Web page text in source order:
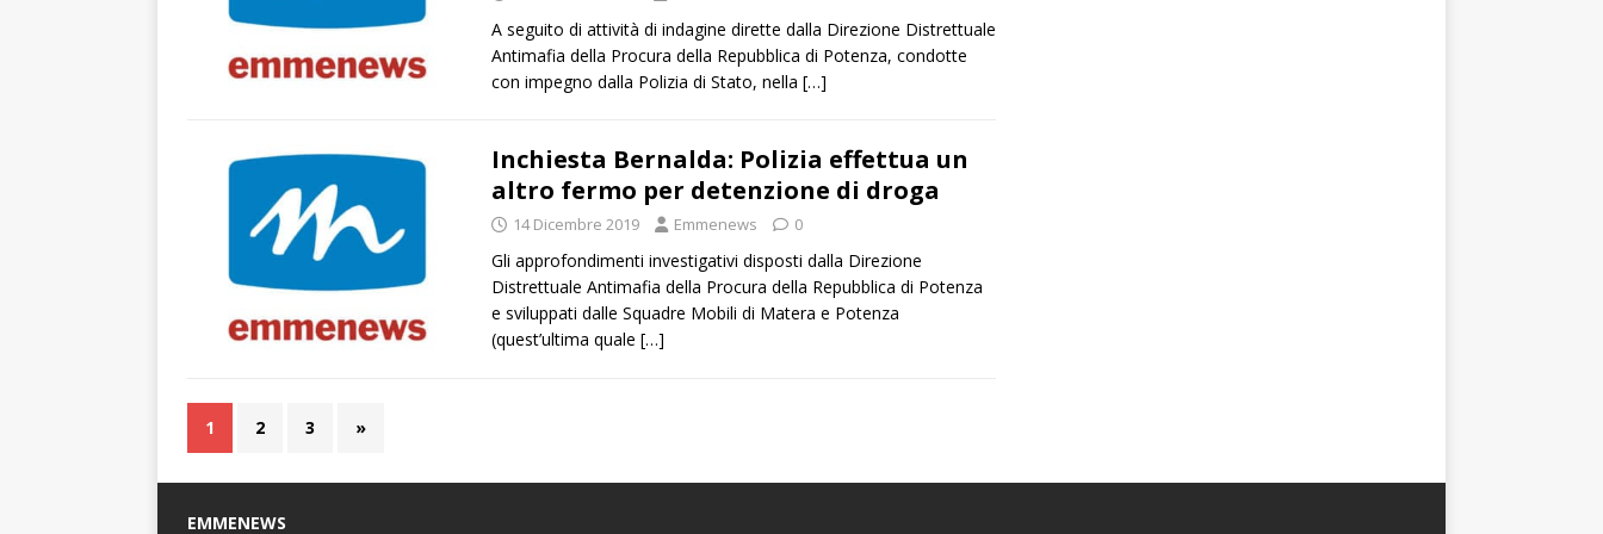
A seguito di attività di indagine dirette dalla Direzione Distrettuale
Antimafia della Procura della Repubblica di Potenza, condotte
con impegno dalla Polizia di Stato, nella […]
Inchiesta Bernalda: Polizia effettua un
altro fermo per detenzione di droga
14 Dicembre 2019 Emmenews 0
Gli approfondimenti investigativi disposti dalla Direzione
Distrettuale Antimafia della Procura della Repubblica di Potenza
e sviluppati dalle Squadre Mobili di Matera e Potenza
(quest’ultima quale […]
1 2 3 »
EMMENEWS